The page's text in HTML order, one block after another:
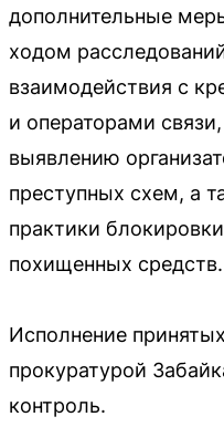
дополнительные
ходом
взаимодействия с
и операторами
выявлению
преступных схем, а
практики
похищенных средств.
Исполнение
прокуратурой
контроль.